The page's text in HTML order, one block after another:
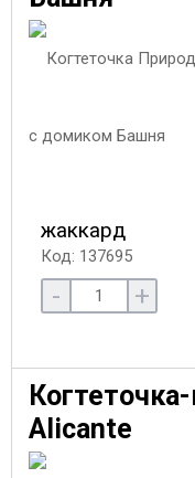
жаккард
Код: 137695
- +
Alicante